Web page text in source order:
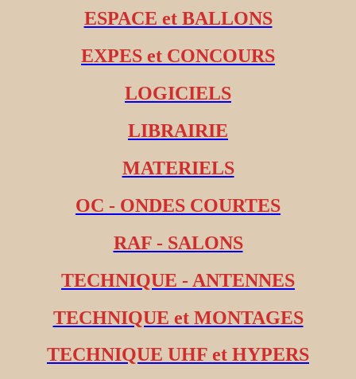
ESPACE et BALLONS
EXPES et CONCOURS
LOGICIELS
LIBRAIRIE
MATERIELS
OC - ONDES COURTES
RAF - SALONS
TECHNIQUE - ANTENNES
TECHNIQUE et MONTAGES
TECHNIQUE UHF et HYPERS